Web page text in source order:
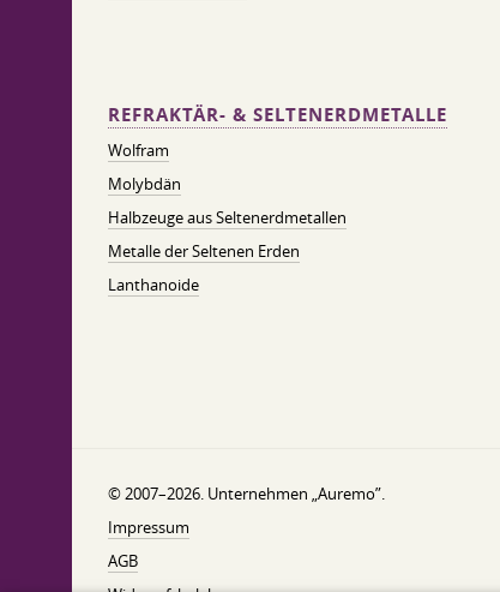
REFRAKTÄR- & SELTENERDMETALLE
Wolfram
Molybdän
Halbzeuge aus Seltenerdmetallen
Metalle der Seltenen Erden
Lanthanoide
© 2007–2026. Unternehmen „Auremo”.
Impressum
AGB